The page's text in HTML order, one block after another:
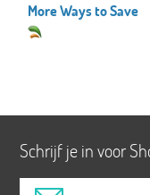
More Ways to Save
Schrijf je in voor